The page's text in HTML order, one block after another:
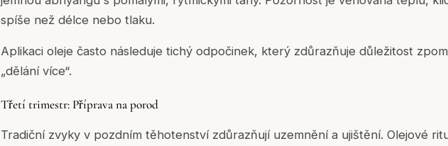
spíše než délce nebo tlaku.
Aplikaci oleje často následuje tichý odpočinek, který zdůrazňuje důležitost
„dělání více“.
Třetí trimestr: Příprava na porod
Tradiční zvyky v pozdním těhotenství zdůrazňují uzemnění a ujištění. Olejové